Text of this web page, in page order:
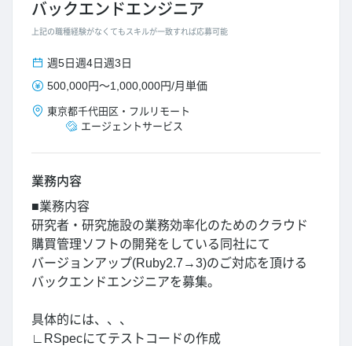
バックエンドエンジニア
上記の職種経験がなくてもスキルが一致すれば応募可能
週5日週4日週3日
500,000円～1,000,000円/月単価
東京都千代田区 ・ フルリモート
エージェントサービス
業務内容
■業務内容
研究者・研究施設の業務効率化のためのクラウド
購買管理ソフトの開発をしている同社にて
バージョンアップ(Ruby2.7→3)のご対応を頂ける
バックエンドエンジニアを募集。
具体的には、、、
∟RSpecにてテストコードの作成